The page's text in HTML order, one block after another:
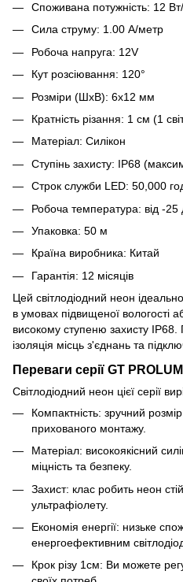
Споживана потужність: 12
Сила струму: 1.00 A/метр
Робоча напруга: 12V
Кут розсіювання: 120°
Розміри (ШхВ): 6х12 мм
Кратність різання: 1 см (1
Матеріал: Силікон
Ступінь захисту: IP68
Строк служби LED: 50,000
Робоча температура: від -
Упаковка: 50 м
Країна виробника: Китай
Гарантія: 12 місяців
Цей світлодіодний неон
в умовах підвищеної вологості
високому ступеню захисту
ізоляція місць з'єднань та
Переваги серії GT
Світлодіодний неон цієї серії
Компактність: зручний
прихованого монтажу.
Матеріал: високоякісний
міцність та безпеку.
Захист: клас робить неон
ультрафіолету.
Економія енергії: низьке
енергоефективним
Крок різу 1см: Ви можете